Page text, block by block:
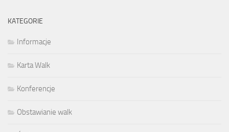
KATEGORIE
Informacje
Karta Walk
Konferencje
Obstawianie walk